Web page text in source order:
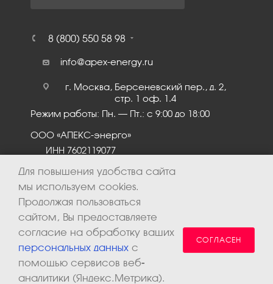
8 (800) 550 58 98
info@apex-energy.ru
г. Москва, Берсеневский пер., д. 2,
стр. 1 оф. 1.4
Режим работы: Пн. – Пт.: с 9:00 до 18:00
ООО «АПЕКС-энерго»
ИНН 7602119077
Для повышения удобства сайта
мы используем cookies.
Продолжая пользоваться
сайтом, Вы предоставляете
согласие на обработку ваших
персональных данных с
помощью сервисов веб-
аналитики (Яндекс.Метрика).
СОГЛАСЕН